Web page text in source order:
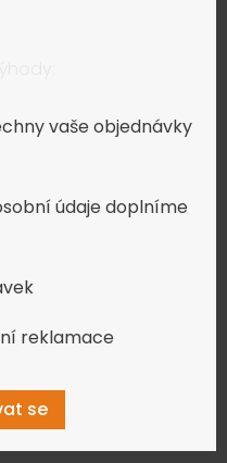
vaše objednávky
údaje doplníme
reklamace
se